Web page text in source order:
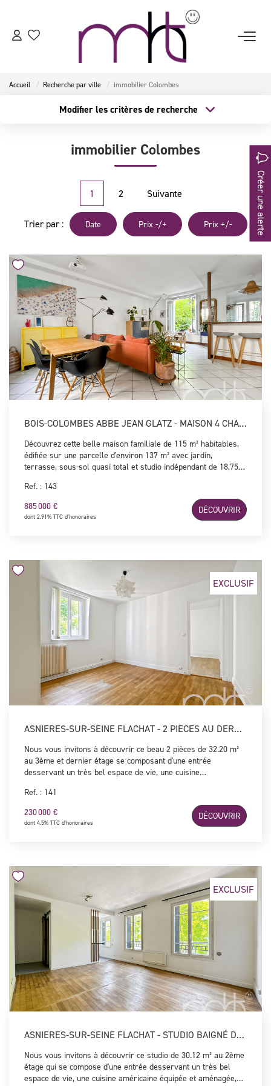
ACCUEIL
LOCATIONS
BIENS VENDUS
Accueil Recherche par ville immobilier Colombes
Modifier les critères de recherche
Plus de critères
Créer une alerte
immobilier Colombes
Créer une alerte
1 2 Suivante
Trier par : Date Prix -/+ Prix +/-
BOIS-COLOMBES ABBE JEAN GLATZ - MAISON 4 CHAMBRES
Découvrez cette belle maison familiale de 115 m² habitables,
édifiée sur une parcelle d'environ 137 m² avec jardin,
terrasse, sous-sol quasi total et studio indépendant de 18,75
cuisine ouverte aménagée et équipée, donnant sur un jardin
arboré, ainsi que 4 chambres, une salle de bains avec douche
et baignoire et 2 WC. Le sous-sol quasi total comprend une
buanderie, une chaufferie et des espaces de stockage. Un
Ref. : 143
885 000 €
dont 2.91% TTC d'honoraires
DÉCOUVRIR
EXCLUSIF
ASNIERES-SUR-SEINE FLACHAT - 2 PIECES AU DERNIER ETAGE
Nous vous invitons à découvrir ce beau 2 pièces de 32.20 m²
au 3ème et dernier étage se composant d'une entrée
desservant un très bel espace de vie, une cuisine
dressing et une salle d'eau avec WC. Une cave vient
compléter ce bien aux beaux volumes et entièrement au calme
idéalement situé à quelques pas de la Gare de Bois-Colombes
et ses commerces au coeur du quartier Flachat. A visiter sans
Ref. : 141
230 000 €
dont 4.5% TTC d'honoraires
DÉCOUVRIR
EXCLUSIF
ASNIERES-SUR-SEINE FLACHAT - STUDIO BAIGNÉ DE LUMIÉRE
Nous vous invitons à découvrir ce studio de 30.12 m² au 2ème
étage qui se compose d'une entrée desservant un très bel
espace de vie, une cuisine américaine équipée et aménagée,